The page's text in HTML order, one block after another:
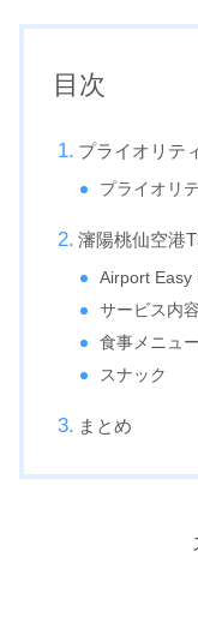
目次
プライオリテ
プライオリ
瀋陽桃仙空港
Airport Easy
サービス内容
食事メニュー
スナック
まとめ